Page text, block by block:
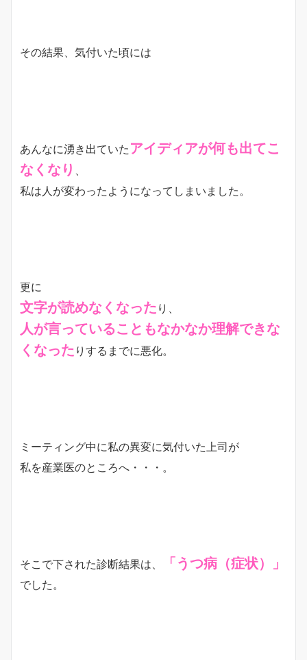
その結果、気付いた頃には
あんなに湧き出ていた アイディアが何も出てこ
なくなり
私は人が変わったようになってしまいました。
更に
文字が読めなくなった り、
人が言っていることもなかなか理解できな
くなった りするまでに悪化。
ミーティング中に私の異変に気付いた上司が
私を産業医のところへ・・・。
そこで下された診断結果は、 「うつ病（症状）」
でした。